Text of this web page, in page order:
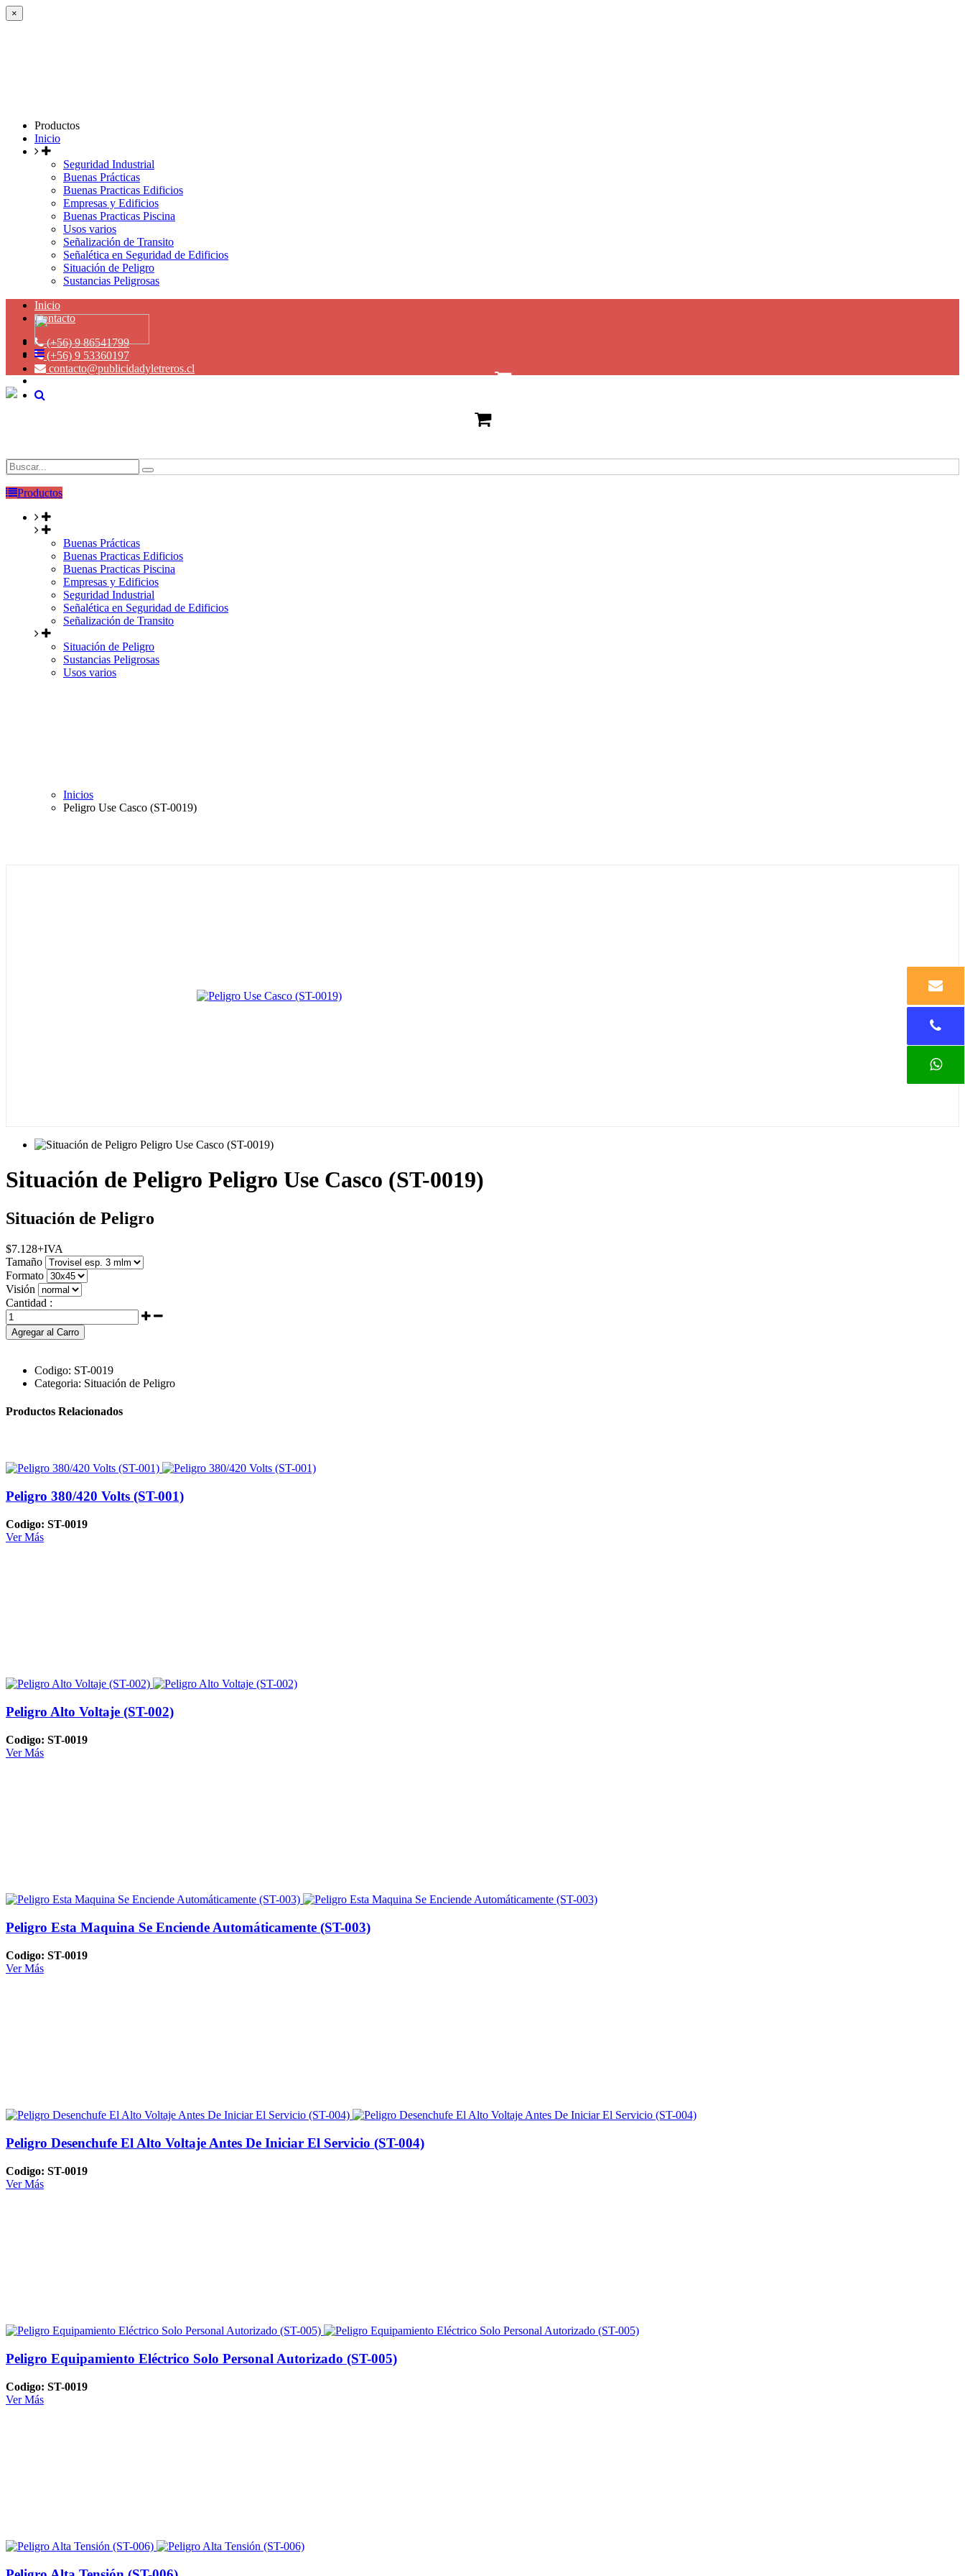
×
Productos
Inicio
Seguridad Industrial
Buenas Prácticas
Buenas Practicas Edificios
Empresas y Edificios
Buenas Practicas Piscina
Usos varios
Señalización de Transito
Señalética en Seguridad de Edificios
Situación de Peligro
Sustancias Peligrosas
Inicio
Contacto
(+56) 9 86541799
(+56) 9 53360197
contacto@publicidadyletreros.cl
Productos
Buenas Prácticas
Buenas Practicas Edificios
Buenas Practicas Piscina
Empresas y Edificios
Seguridad Industrial
Señalética en Seguridad de Edificios
Señalización de Transito
Situación de Peligro
Sustancias Peligrosas
Usos varios
Inicios
Peligro Use Casco (ST-0019)
Situación de Peligro Peligro Use Casco (ST-0019)
Situación de Peligro
$7.128+IVA
Tamaño
Formato
Visión
Cantidad :
Agregar al Carro
Codigo: ST-0019
Categoria: Situación de Peligro
Productos Relacionados
Peligro 380/420 Volts (ST-001)
Codigo: ST-0019
Ver Más
Peligro Alto Voltaje (ST-002)
Codigo: ST-0019
Ver Más
Peligro Esta Maquina Se Enciende Automáticamente (ST-003)
Codigo: ST-0019
Ver Más
Peligro Desenchufe El Alto Voltaje Antes De Iniciar El Servicio (ST-004)
Codigo: ST-0019
Ver Más
Peligro Equipamiento Eléctrico Solo Personal Autorizado (ST-005)
Codigo: ST-0019
Ver Más